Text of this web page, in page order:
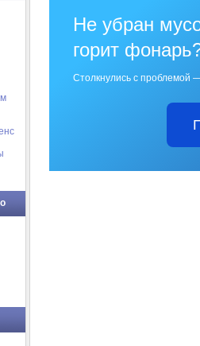
Не убран
горит
Столкнулись с проблемой